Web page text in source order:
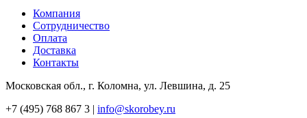
Компания
Сотрудничество
Оплата
Доставка
Контакты
Московская обл., г. Коломна, ул. Левшина, д. 25
+7 (495) 768 867 3 | info@skorobey.ru